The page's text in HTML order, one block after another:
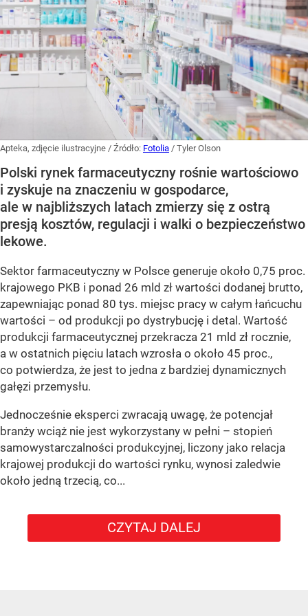
Apteka, zdjęcie ilustracyjne / Źródło: Fotolia / Tyler Olson
Polski rynek farmaceutyczny rośnie wartościowo
i zyskuje na znaczeniu w gospodarce,
ale w najbliższych latach zmierzy się z ostrą
presją kosztów, regulacji i walki o bezpieczeństwo
lekowe.
Sektor farmaceutyczny w Polsce generuje około 0,75 proc.
krajowego PKB i ponad 26 mld zł wartości dodanej brutto,
zapewniając ponad 80 tys. miejsc pracy w całym łańcuchu
wartości – od produkcji po dystrybucję i detal. Wartość
produkcji farmaceutycznej przekracza 21 mld zł rocznie,
a w ostatnich pięciu latach wzrosła o około 45 proc.,
co potwierdza, że jest to jedna z bardziej dynamicznych
gałęzi przemysłu.
Jednocześnie eksperci zwracają uwagę, że potencjał
branży wciąż nie jest wykorzystany w pełni – stopień
samowystarczalności produkcyjnej, liczony jako relacja
krajowej produkcji do wartości rynku, wynosi zaledwie
około jedną trzecią, co...
CZYTAJ DALEJ